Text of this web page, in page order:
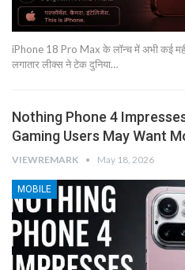
iPhone 18 Pro Max के लॉन्च में अभी कई
लगातार लीक्स ने टेक दुनिया…
Nothing Phone 4
Gaming Users May Want
VIEWREMARK May 18, 2026
MOBILE